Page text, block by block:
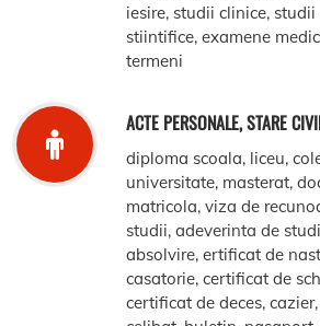
iesire, studii clinice,
stiintifice, examene
termeni
ACTE PERSONALE, STARE
diploma scoala, liceu,
universitate, masterat,
matricola, viza de
studii, adeverinta de
absolvire, ertificat de
casatorie, certificat de
certificat de deces,